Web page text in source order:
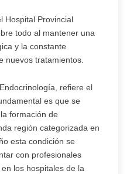
Hospital Provincial
todo al mantener una
y la constante
nuevos tratamientos.
refiere el
es que se
formación de
región categorizada en
esta condición se
con profesionales
los hospitales de la